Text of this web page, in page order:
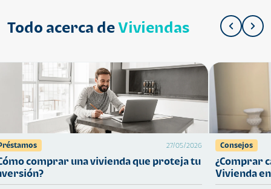
Todo acerca deViviendas
27/05/2026
comprar una vivienda que proteja tu
Consejos
¿Comprar
Vivienda